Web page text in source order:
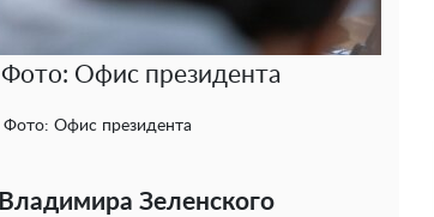
Офис президента
Офис президента
Зеленского